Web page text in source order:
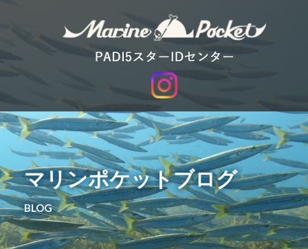
マリンポケットブログ
BLOG